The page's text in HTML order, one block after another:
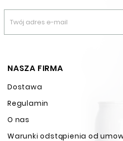
NASZA FIRMA
Dostawa
Regulamin
O nas
Warunki odstąpienia od